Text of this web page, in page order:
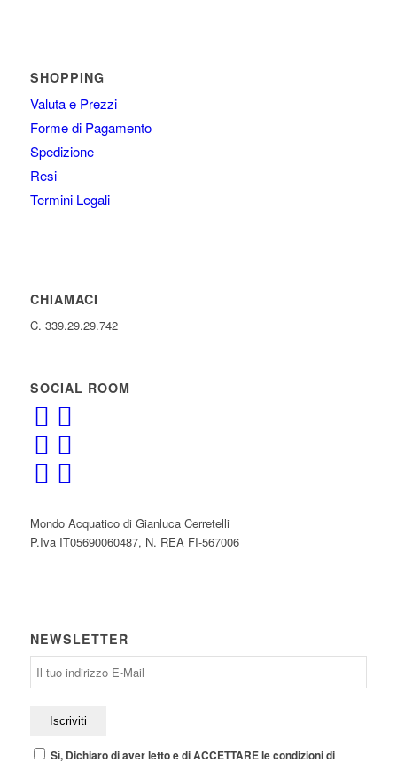
SHOPPING
Valuta e Prezzi
Forme di Pagamento
Spedizione
Resi
Termini Legali
CHIAMACI
C. 339.29.29.742
SOCIAL ROOM
Mondo Acquatico di Gianluca Cerretelli
P.Iva IT05690060487, N. REA FI-567006
NEWSLETTER
Sì, Dichiaro di aver letto e di ACCETTARE le condizioni di